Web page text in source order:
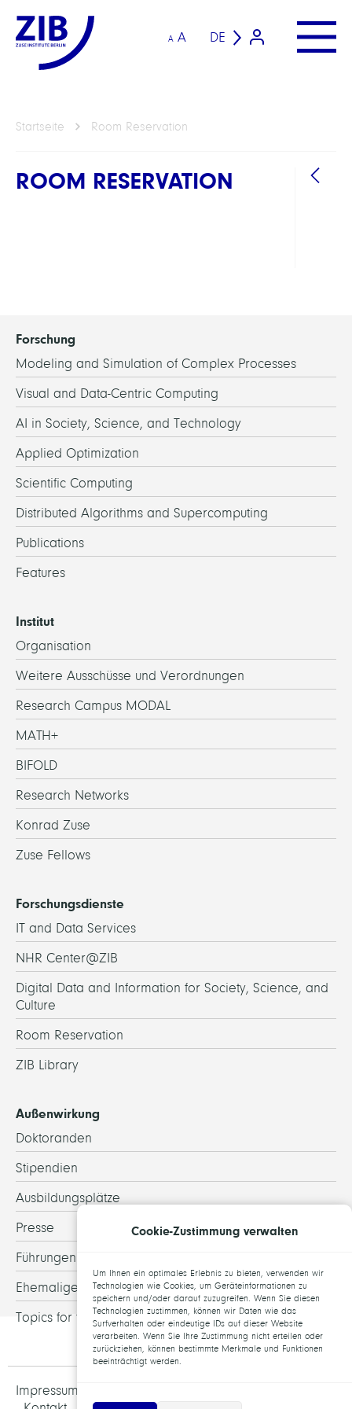
A A DE
Startseite Room Reservation
ROOM RESERVATION
Forschung
Modeling and Simulation of Complex Processes
Visual and Data-Centric Computing
AI in Society, Science, and Technology
Applied Optimization
Scientific Computing
Distributed Algorithms and Supercomputing
Publications
Features
Institut
Organisation
Weitere Ausschüsse und Verordnungen
Research Campus MODAL
MATH+
BIFOLD
Research Networks
Konrad Zuse
Zuse Fellows
Forschungsdienste
IT and Data Services
NHR Center@ZIB
Digital Data and Information for Society, Science, and
Culture
Room Reservation
ZIB Library
Außenwirkung
Doktoranden
Stipendien
Ausbildungsplätze
Presse
Führungen
Ehemalige
Topics for theses
Impressum und Datenschutz
Cookie-Zustimmung verwalten
Um Ihnen ein optimales Erlebnis zu bieten, verwenden wir
Technologien wie Cookies, um Geräteinformationen zu
speichern und/oder darauf zuzugreifen. Wenn Sie diesen
Technologien zustimmen, können wir Daten wie das
Surfverhalten oder eindeutige IDs auf dieser Website
verarbeiten. Wenn Sie Ihre Zustimmung nicht erteilen oder
zurückziehen, können bestimmte Merkmale und Funktionen
beeinträchtigt werden.